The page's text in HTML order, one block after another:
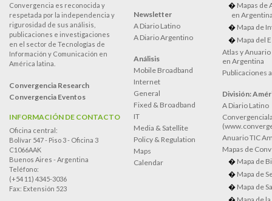
Convergencia es reconocida y
respetada por la independencia y
rigurosidad de sus análisis,
publicaciones e investigaciones
en el sector de Tecnologías de
Información y Comunicación en
América latina.
Convergencia Research
Convergencia Eventos
INFORMACIÓN DE CONTACTO
Oficina central:
Bolívar 547 - Piso 3 - Oficina 3
C1066AAK
Buenos Aires - Argentina
Teléfono:
(+54 11) 4345-3036
Fax: Extensión 523
Newsletter
A Diario Latino
A Diario Argentino
Análisis
Mobile Broadband
Internet
General
Fixed & Broadband
IT
Media & Satellite
Policy & Regulation
Maps
Calendar
Mapas de
en
Mapa de
Mapa del
Atlas y
en Argentina
Publicaciones
División:
A Diario Latino
Anuario TIC
Mapas de
Mapa de
Mapa de
Mapa de